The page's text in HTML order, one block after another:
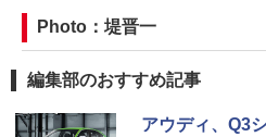
Photo：堤晋一
編集部のおすすめ記事
アウディ、Q3